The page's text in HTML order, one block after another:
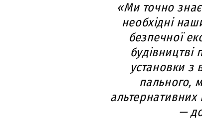
«Ми точно
необхідні
безпечної
будівництві
установки з
пального,
альтернативних
—